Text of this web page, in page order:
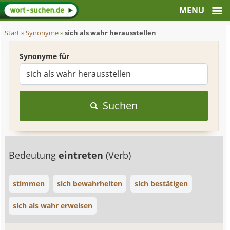
Start»Synonyme»sich als wahr herausstellen
Synonyme für
Suchen
Bedeutungeintreten(Verb)
stimmen sich bewahrheiten sich bestätigen
sich als wahr erweisen